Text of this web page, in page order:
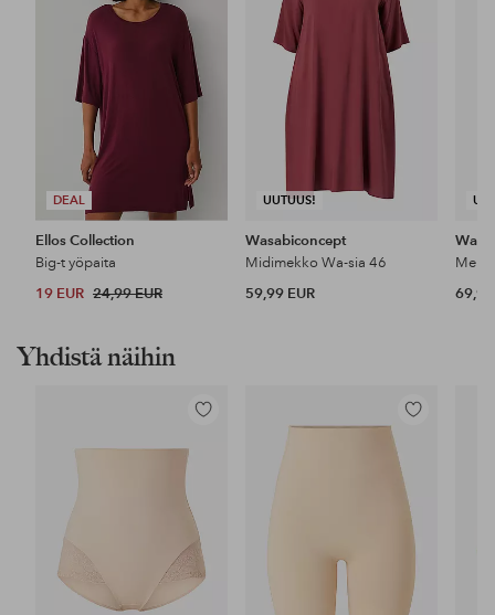
DEAL
Ellos Collection
Big-t yöpaita
19 EUR 24,99 EUR
UUTUUS!
Wasabiconcept
Midimekko Wa-sia 46
59,99 EUR
69,99
Yhdistä näihin
Lisää
Lisää